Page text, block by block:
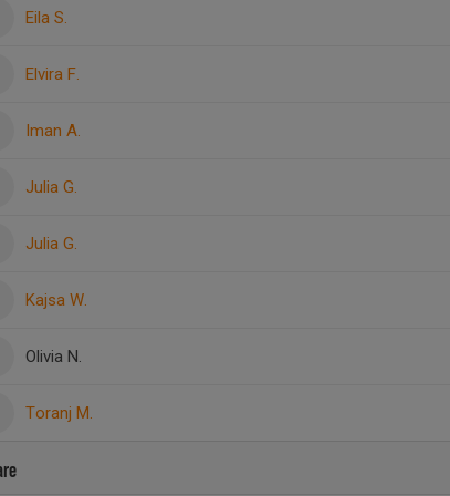
Eila S.
Elvira F.
Iman A.
Julia G.
Julia G.
Kajsa W.
Olivia N.
Toranj M.